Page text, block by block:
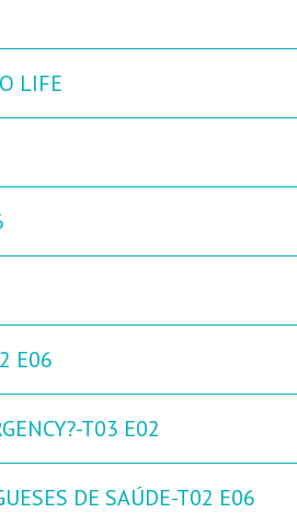
LIFE
E06
T03 E02
DE SAÚDE-T02 E06